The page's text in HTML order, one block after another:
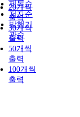
제목순
저자순
발행기
관순
20개씩
출력
30개씩
출력
50개씩
출력
100개씩
출력